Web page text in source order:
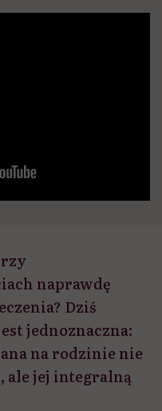
naprawdę
Dziś
jednoznaczna:
na rodzinie nie
ale jej integralną